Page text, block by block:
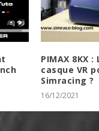
PIMAX 8KX
casque VR
Simracing ?
16/12/2021